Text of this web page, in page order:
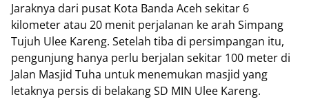
Jaraknya dari pusat Kota Banda Aceh sekitar 6
kilometer atau 20 menit perjalanan ke arah Simpang
Tujuh Ulee Kareng. Setelah tiba di persimpangan itu,
pengunjung hanya perlu berjalan sekitar 100 meter di
Jalan Masjid Tuha untuk menemukan masjid yang
letaknya persis di belakang SD MIN Ulee Kareng.